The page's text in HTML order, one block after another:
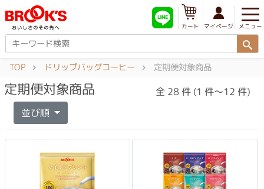
メニュー
マイページ
カート
TOP ドリップバッグコーヒー 定期便対象商品
定期便対象商品 全 28 件 (1 件～12 件)
並び順